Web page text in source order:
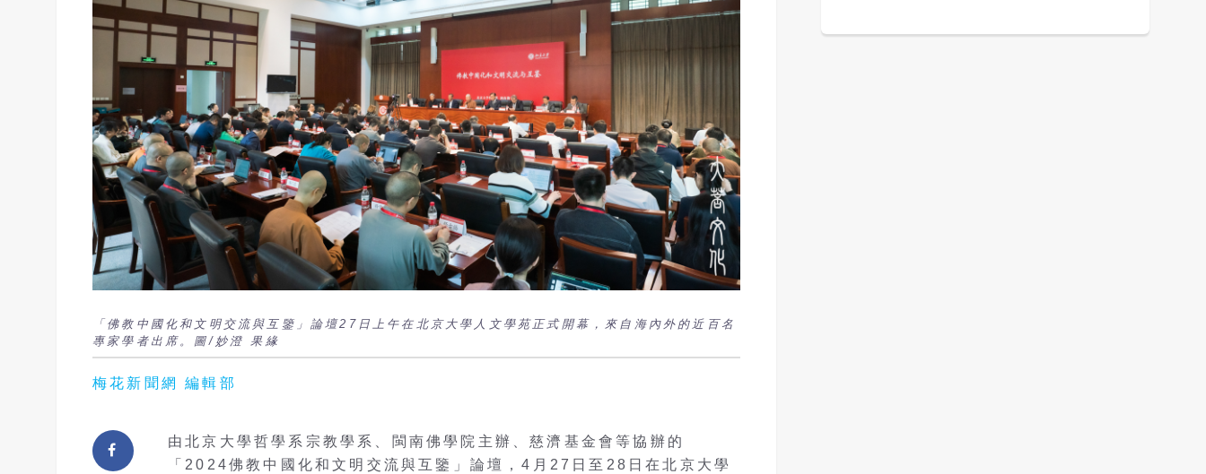
「佛教中國化和文明交流與互鑒」論壇27日上午在北京大學人文學苑正式開幕，來自海內外的近百名
專家學者出席。圖/妙澄 果緣
梅花新聞網 編輯部
由北京大學哲學系宗教學系、閩南佛學院主辦、慈濟基金會等協辦的
「2024佛教中國化和文明交流與互鑒」論壇，4月27日至28日在北京大學